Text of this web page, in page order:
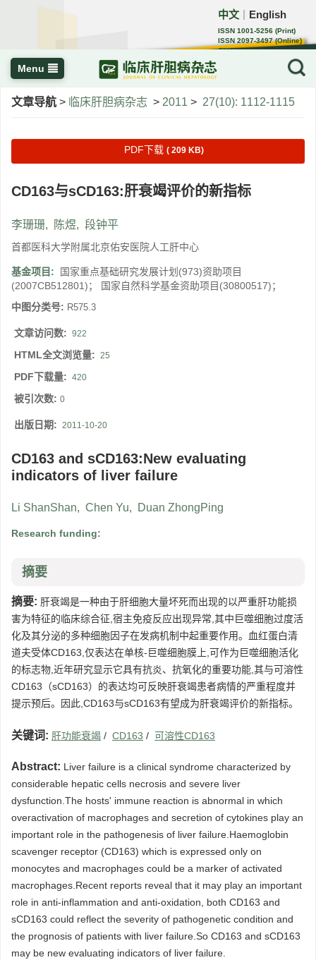
中文 English
ISSN 1001-5256 (Print)
ISSN 2097-3497 (Online)
CN 22-1108/R
Menu
文章导航 > 临床肝胆病杂志 > 2011 > 27(10): 1112-1115
PDF下载 ( 209 KB)
CD163与sCD163:肝衰竭评价的新指标
李珊珊, 陈煜, 段钟平
首都医科大学附属北京佑安医院人工肝中心
基金项目:
国家重点基础研究发展计划(973)资助项目
(2007CB512801)； 国家自然科学基金资助项目(30800517)；
中图分类号: R575.3
文章访问数: 922
HTML全文浏览量: 25
PDF下载量: 420
被引次数: 0
出版日期: 2011-10-20
CD163 and sCD163:New evaluating
indicators of liver failure
Li ShanShan, Chen Yu, Duan ZhongPing
Research funding:
摘要
摘要: 肝衰竭是一种由于肝细胞大量坏死而出现的以严重肝功能损
害为特征的临床综合征,宿主免疫反应出现异常,其中巨噬细胞过度活
化及其分泌的多种细胞因子在发病机制中起重要作用。血红蛋白清
道夫受体CD163,仅表达在单核-巨噬细胞膜上,可作为巨噬细胞活化
的标志物,近年研究显示它具有抗炎、抗氧化的重要功能,其与可溶性
CD163（sCD163）的表达均可反映肝衰竭患者病情的严重程度并
提示预后。因此,CD163与sCD163有望成为肝衰竭评价的新指标。
关键词: 肝功能衰竭 / CD163 / 可溶性CD163
Abstract: Liver failure is a clinical syndrome characterized by
considerable hepatic cells necrosis and severe liver
dysfunction.The hosts' immune reaction is abnormal in which
overactivation of macrophages and secretion of cytokines play an
important role in the pathogenesis of liver failure.Haemoglobin
scavenger receptor (CD163) which is expressed only on
monocytes and macrophages could be a marker of activated
macrophages.Recent reports reveal that it may play an important
role in anti-inflammation and anti-oxidation, both CD163 and
sCD163 could reflect the severity of pathogenetic condition and
the prognosis of patients with liver failure.So CD163 and sCD163
may be new evaluating indicators of liver failure.